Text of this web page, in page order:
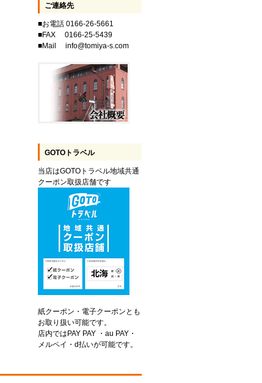
ご連絡先
■お電話 0166-26-5661
■FAX 0166-25-5439
■Mail info@tomiya-s.com
GOTOトラベル
当店はGOTOトラベル地域共通
クーポン取扱店舗です
紙クーポン・電子クーポンとも
お取り扱い可能です。
店内ではPAY PAY ・au PAY・
メルペイ・d払いが可能です。